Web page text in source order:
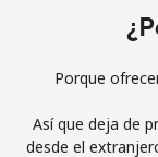
Porque
Así que deja de
desde el